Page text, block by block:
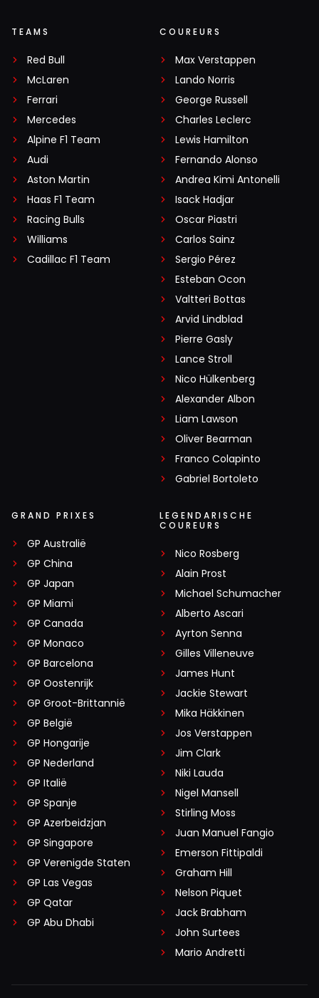
TEAMS
Red Bull
McLaren
Ferrari
Mercedes
Alpine F1 Team
Audi
Aston Martin
Haas F1 Team
Racing Bulls
Williams
Cadillac F1 Team
COUREURS
Max Verstappen
Lando Norris
George Russell
Charles Leclerc
Lewis Hamilton
Fernando Alonso
Andrea Kimi Antonelli
Isack Hadjar
Oscar Piastri
Carlos Sainz
Sergio Pérez
Esteban Ocon
Valtteri Bottas
Arvid Lindblad
Pierre Gasly
Lance Stroll
Nico Hülkenberg
Alexander Albon
Liam Lawson
Oliver Bearman
Franco Colapinto
Gabriel Bortoleto
GRAND PRIXES
GP Australië
GP China
GP Japan
GP Miami
GP Canada
GP Monaco
GP Barcelona
GP Oostenrijk
GP Groot-Brittannië
GP België
GP Hongarije
GP Nederland
GP Italië
GP Spanje
GP Azerbeidzjan
GP Singapore
GP Verenigde Staten
GP Las Vegas
GP Qatar
GP Abu Dhabi
LEGENDARISCHE
COUREURS
Nico Rosberg
Alain Prost
Michael Schumacher
Alberto Ascari
Ayrton Senna
Gilles Villeneuve
James Hunt
Jackie Stewart
Mika Häkkinen
Jos Verstappen
Jim Clark
Niki Lauda
Nigel Mansell
Stirling Moss
Juan Manuel Fangio
Emerson Fittipaldi
Graham Hill
Nelson Piquet
Jack Brabham
John Surtees
Mario Andretti